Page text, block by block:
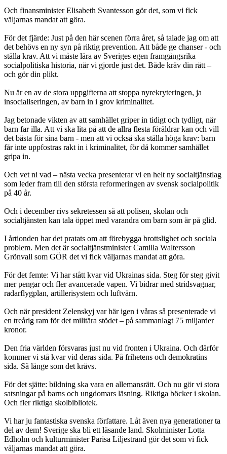
Och finansminister Elisabeth Svantesson gör det, som vi fick
väljarnas mandat att göra.
För det fjärde: Just på den här scenen förra året, så talade jag om att
det behövs en ny syn på riktig prevention. Att både ge chanser - och
ställa krav. Att vi måste lära av Sveriges egen framgångsrika
socialpolitiska historia, när vi gjorde just det. Både kräv din rätt –
och gör din plikt.
Nu är en av de stora uppgifterna att stoppa nyrekryteringen, ja
insocialiseringen, av barn in i grov kriminalitet.
Jag betonade vikten av att samhället griper in tidigt och tydligt, när
barn far illa. Att vi ska lita på att de allra flesta föräldrar kan och vill
det bästa för sina barn - men att vi också ska ställa höga krav: barn
får inte uppfostras rakt in i kriminalitet, för då kommer samhället
gripa in.
Och vet ni vad – nästa vecka presenterar vi en helt ny socialtjänstlag
som leder fram till den största reformeringen av svensk socialpolitik
på 40 år.
Och i december rivs sekretessen så att polisen, skolan och
socialtjänsten kan tala öppet med varandra om barn som är på glid.
I årtionden har det pratats om att förebygga brottslighet och sociala
problem. Men det är socialtjänstminister Camilla Waltersson
Grönvall som GÖR det vi fick väljarnas mandat att göra.
För det femte: Vi har stått kvar vid Ukrainas sida. Steg för steg givit
mer pengar och fler avancerade vapen. Vi bidrar med stridsvagnar,
radarflygplan, artillerisystem och luftvärn.
Och när president Zelenskyj var här igen i våras så presenterade vi
en treårig ram för det militära stödet – på sammanlagt 75 miljarder
kronor.
Den fria världen försvaras just nu vid fronten i Ukraina. Och därför
kommer vi stå kvar vid deras sida. På frihetens och demokratins
sida. Så länge som det krävs.
För det sjätte: bildning ska vara en allemansrätt. Och nu gör vi stora
satsningar på barns och ungdomars läsning. Riktiga böcker i skolan.
Och fler riktiga skolbibliotek.
Vi har ju fantastiska svenska författare. Låt även nya generationer ta
del av dem! Sverige ska bli ett läsande land. Skolminister Lotta
Edholm och kulturminister Parisa Liljestrand gör det som vi fick
väljarnas mandat att göra.